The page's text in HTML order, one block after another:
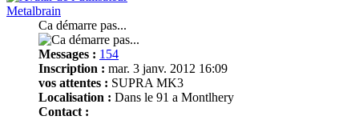
Metalbrain
Ca démarre pas...
Messages : 154
Inscription : mar. 3 janv. 2012 16:09
vos attentes : SUPRA MK3
Localisation : Dans le 91 a Montlhery
Contact :